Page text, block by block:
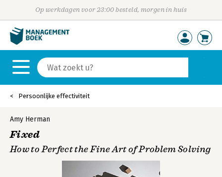
Op werkdagen voor 23:00 besteld, morgen in huis
Persoonlijke effectiviteit
Amy Herman
Fixed
How to Perfect the Fine Art of Problem Solving